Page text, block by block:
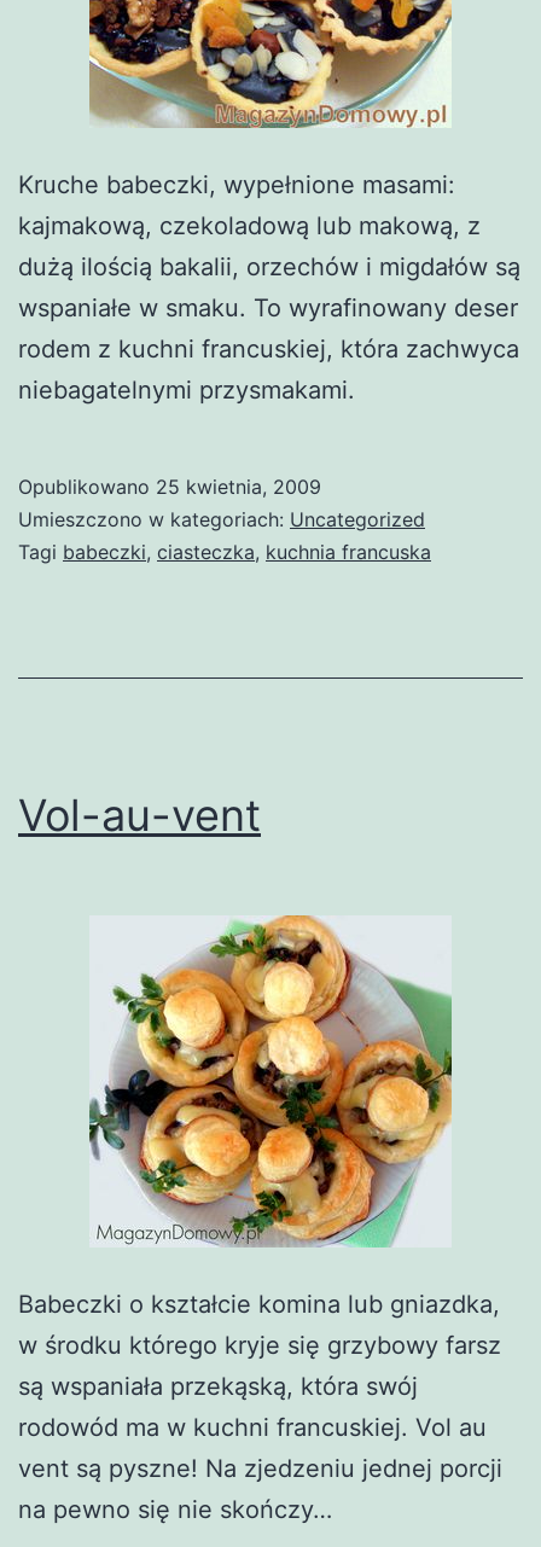
Kruche babeczki, wypełnione masami:
kajmakową, czekoladową lub makową, z
dużą ilością bakalii, orzechów i migdałów są
wspaniałe w smaku. To wyrafinowany deser
rodem z kuchni francuskiej, która zachwyca
niebagatelnymi przysmakami.
Opublikowano 25 kwietnia, 2009
Umieszczono w kategoriach: Uncategorized
Tagi babeczki, ciasteczka, kuchnia francuska
Vol-au-vent
Babeczki o kształcie komina lub gniazdka,
w środku którego kryje się grzybowy farsz
są wspaniała przekąską, która swój
rodowód ma w kuchni francuskiej. Vol au
vent są pyszne! Na zjedzeniu jednej porcji
na pewno się nie skończy…